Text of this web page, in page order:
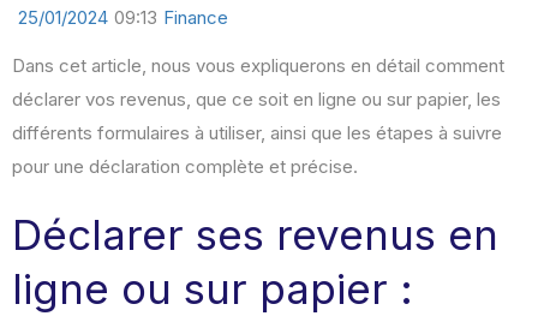
25/01/2024 09:13 Finance
Dans cet article, nous vous expliquerons en détail comment
déclarer vos revenus, que ce soit en ligne ou sur papier, les
différents formulaires à utiliser, ainsi que les étapes à suivre
pour une déclaration complète et précise.
Déclarer ses revenus en
ligne ou sur papier :